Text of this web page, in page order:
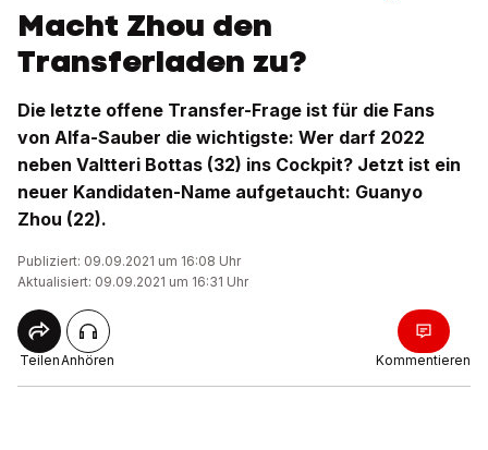
Macht Zhou den
Transferladen zu?
Die letzte offene Transfer-Frage ist für die Fans
von Alfa-Sauber die wichtigste: Wer darf 2022
neben Valtteri Bottas (32) ins Cockpit? Jetzt ist ein
neuer Kandidaten-Name aufgetaucht: Guanyo
Zhou (22).
Publiziert: 09.09.2021 um 16:08 Uhr
Aktualisiert: 09.09.2021 um 16:31 Uhr
TeilenAnhören Kommentieren